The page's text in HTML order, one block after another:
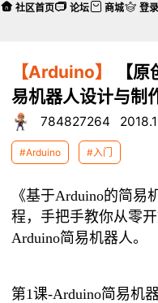
【Arduino】
【
易机器人设计与制
784827264
#Arduino #入门
《基于Arduino的简
程，手把手教你从零
Arduino简易机器人。
第1课-Arduino简易机
社区首页 论坛 商城 登录